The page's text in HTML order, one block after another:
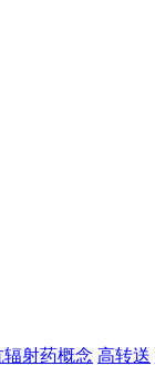
辐射药概念 高转送